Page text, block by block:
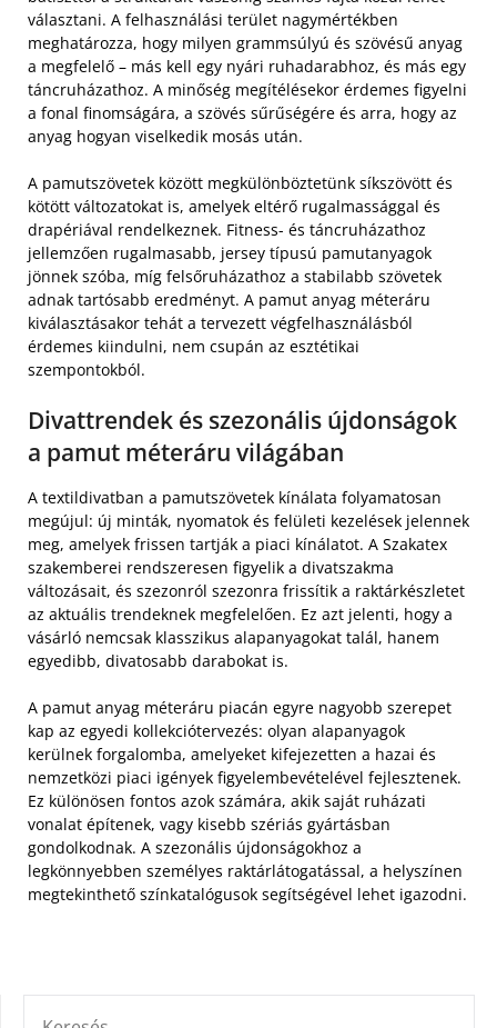
választani. A felhasználási terület nagymértékben
meghatározza, hogy milyen grammsúlyú és szövésű anyag
a megfelelő – más kell egy nyári ruhadarabhoz, és más egy
táncruházathoz. A minőség megítélésekor érdemes figyelni
a fonal finomságára, a szövés sűrűségére és arra, hogy az
anyag hogyan viselkedik mosás után.
A pamutszövetek között megkülönböztetünk síkszövött és
kötött változatokat is, amelyek eltérő rugalmassággal és
drapériával rendelkeznek. Fitness- és táncruházathoz
jellemzően rugalmasabb, jersey típusú pamutanyagok
jönnek szóba, míg felsőruházathoz a stabilabb szövetek
adnak tartósabb eredményt. A pamut anyag méteráru
kiválasztásakor tehát a tervezett végfelhasználásból
érdemes kiindulni, nem csupán az esztétikai
szempontokból.
Divattrendek és szezonális újdonságok
a pamut méteráru világában
A textildivatban a pamutszövetek kínálata folyamatosan
megújul: új minták, nyomatok és felületi kezelések jelennek
meg, amelyek frissen tartják a piaci kínálatot. A Szakatex
szakemberei rendszeresen figyelik a divatszakma
változásait, és szezonról szezonra frissítik a raktárkészletet
az aktuális trendeknek megfelelően. Ez azt jelenti, hogy a
vásárló nemcsak klasszikus alapanyagokat talál, hanem
egyedibb, divatosabb darabokat is.
A pamut anyag méteráru piacán egyre nagyobb szerepet
kap az egyedi kollekciótervezés: olyan alapanyagok
kerülnek forgalomba, amelyeket kifejezetten a hazai és
nemzetközi piaci igények figyelembevételével fejlesztenek.
Ez különösen fontos azok számára, akik saját ruházati
vonalat építenek, vagy kisebb szériás gyártásban
gondolkodnak. A szezonális újdonságokhoz a
legkönnyebben személyes raktárlátogatással, a helyszínen
megtekinthető színkatalógusok segítségével lehet igazodni.